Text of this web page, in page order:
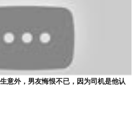
意外，男友悔恨不已，因为司机是他认